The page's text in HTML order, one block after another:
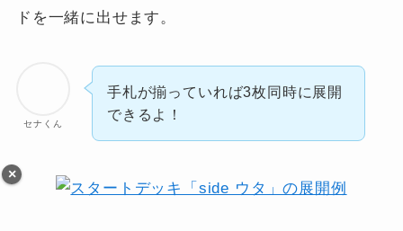
ドを一緒に出せます。
セナくん
手札が揃っていれば3枚同時に展開
できるよ！